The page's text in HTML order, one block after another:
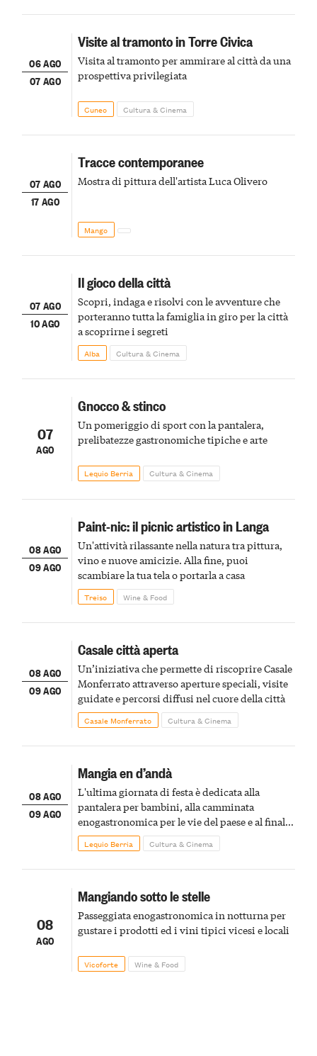
06 AGO
07 AGO
Visite al tramonto in Torre Civica
Visita al tramonto per ammirare al città da una
prospettiva privilegiata
Cuneo Cultura & Cinema
07 AGO
17 AGO
Tracce contemporanee
Mostra di pittura dell'artista Luca Olivero
Mango
07 AGO
10 AGO
Il gioco della città
Scopri, indaga e risolvi con le avventure che
porteranno tutta la famiglia in giro per la città
a scoprirne i segreti
Alba Cultura & Cinema
07
AGO
Gnocco & stinco
Un pomeriggio di sport con la pantalera,
prelibatezze gastronomiche tipiche e arte
Lequio Berria Cultura & Cinema
08 AGO
09 AGO
Paint-nic: il picnic artistico in Langa
Un'attività rilassante nella natura tra pittura,
vino e nuove amicizie. Alla fine, puoi
scambiare la tua tela o portarla a casa
Treiso Wine & Food
08 AGO
09 AGO
Casale città aperta
Un’iniziativa che permette di riscoprire Casale
Monferrato attraverso aperture speciali, visite
guidate e percorsi diffusi nel cuore della città
Casale Monferrato Cultura & Cinema
08 AGO
09 AGO
Mangia en d’andà
L'ultima giornata di festa è dedicata alla
pantalera per bambini, alla camminata
enogastronomica per le vie del paese e al finale
pirotecnico
Lequio Berria Cultura & Cinema
08
AGO
Mangiando sotto le stelle
Passeggiata enogastronomica in notturna per
gustare i prodotti ed i vini tipici vicesi e locali
Vicoforte Wine & Food